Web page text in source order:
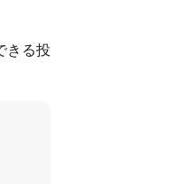
きる投